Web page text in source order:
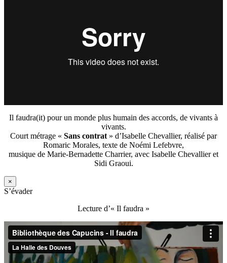
Il faudra(it) pour un monde plus humain des accords, de vivants à
vivants.
Court métrage « Sans contrat » d’Isabelle Chevallier, réalisé par
Romaric Morales, texte de Noémi Lefebvre,
musique de Marie-Bernadette Charrier, avec Isabelle Chevallier et
Sidi Graoui.
×
S’évader
Lecture d’« Il faudra »